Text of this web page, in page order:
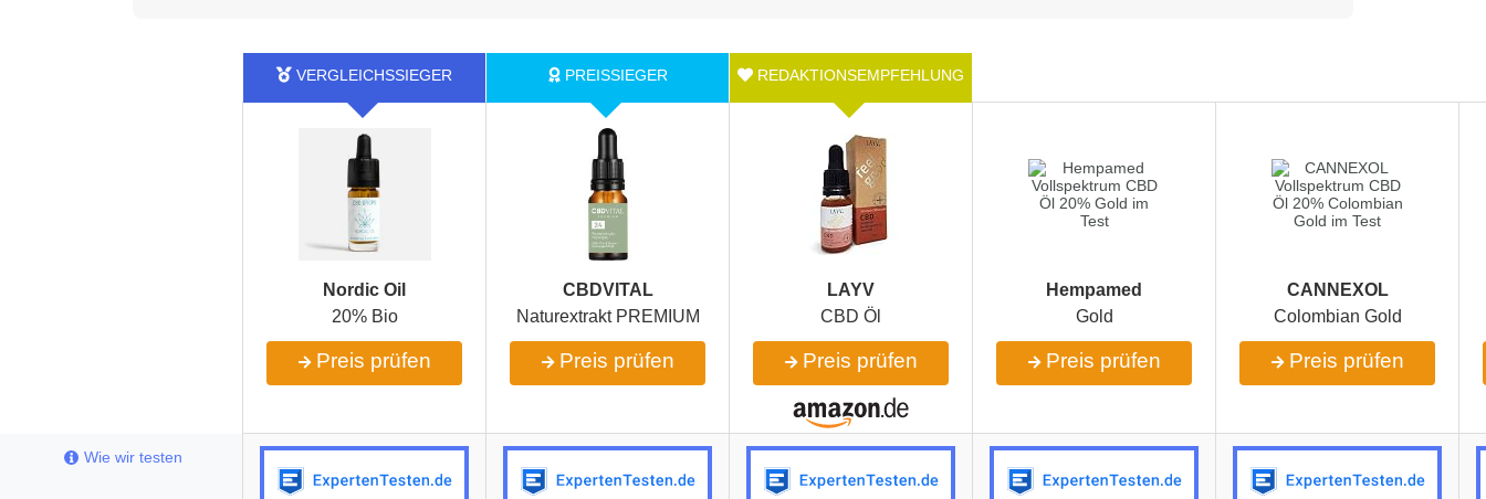
Nordic Oil CBDVITAL LAYV Hempamed
CANNEXOL
20% Bio
Naturextrakt PREMIUM CBD Öl Gold Colombian Gold
Preis prüfen Preis prüfen Preis prüfen Preis prüfen Preis prüfen
Wie wir testen